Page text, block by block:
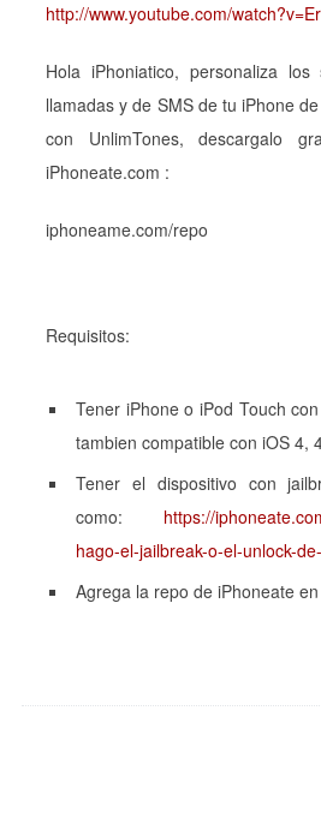
http://www.youtube.com/
Hola iPhoniatico, personaliza
llamadas y de SMS de tu iPhone
con UnlimTones, descargalo
iPhoneate.com :
iphoneame.com/repo
Requisitos:
Tener iPhone o iPod Touch
tambien compatible con iOS 4,
Tener el dispositivo con
como: https://
hago-el-jailbreak-o-el-unlock-
Agrega la repo de iPhoneate